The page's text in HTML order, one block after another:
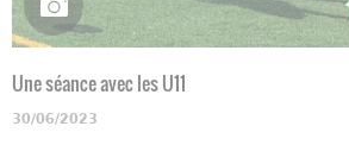
Une séance avec les U11
30/06/2023